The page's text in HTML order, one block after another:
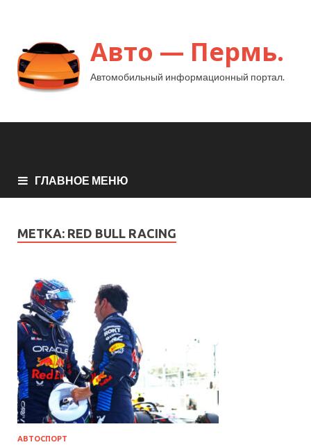
Авто — Пермь.
Автомобильный информационный портал.
ГЛАВНОЕ МЕНЮ
МЕТКА: RED BULL RACING
АВТОСПОРТ